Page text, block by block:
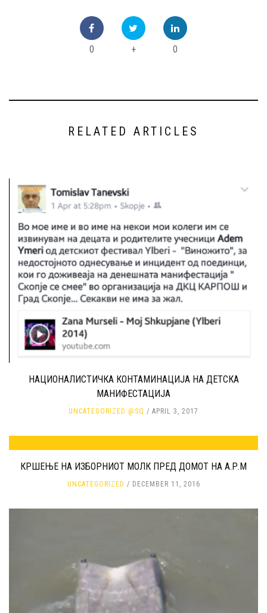
0 + 0
RELATED ARTICLES
НАЦИОНАЛИСТИЧКА КОНТАМИНАЦИЈА НА ДЕТСКА
МАНИФЕСТАЦИЈА
UNCATEGORIZED @SQ APRIL 3, 2017
КРШЕЊЕ НА ИЗБОРНИОТ МОЛК ПРЕД ДОМОТ НА А.Р.М
UNCATEGORIZED DECEMBER 11, 2016